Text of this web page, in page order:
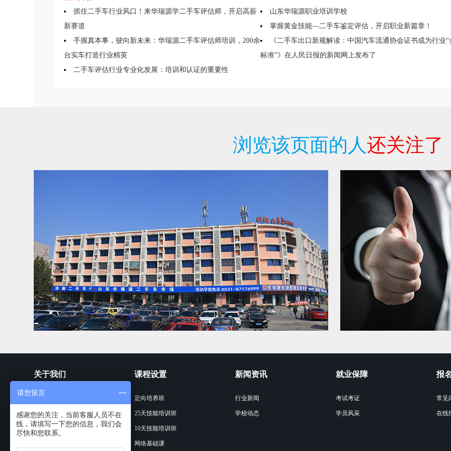
抓住二手车行业风口！来华瑞源学二手车评估师，开启高薪
新赛道
山东华瑞源职业培训学校
掌握黄金技能—二手车鉴定评估，开启职业新篇章！
手握真本事，驶向新未来：华瑞源二手车评估师培训，200余
台实车打造行业精英
《二手车出口新规解读：中国汽车流通协会证书成为行业“
标准”》在人民日报的新闻网上发布了
二手车评估行业专业化发展：培训和认证的重要性
浏览该页面的人还关注了
关于我们
学校概况
名师风采
课程设置
定向培养班
25天技能培训班
10天技能培训班
网络基础课
新闻资讯
行业新闻
学校动态
就业保障
考试考证
学员风采
报
常见
在线
请您留言
感谢您的关注，当前客服人员不在
线，请填写一下您的信息，我们会
尽快和您联系。